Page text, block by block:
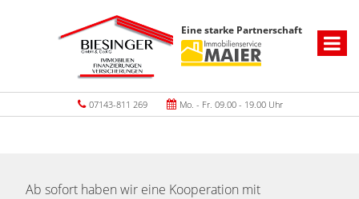
Eine starke Partnerschaft
07143-811 269 Mo. - Fr. 09.00 - 19.00 Uhr
Ab sofort haben wir eine Kooperation mit